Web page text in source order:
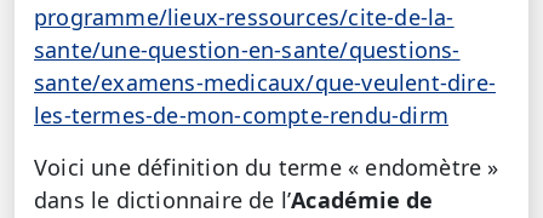
programme/lieux-ressources/cite-de-la-
sante/une-question-en-sante/questions-
sante/examens-medicaux/que-veulent-dire-
les-termes-de-mon-compte-rendu-dirm
Voici une définition du terme « endomètre »
dans le dictionnaire de l’Académie de